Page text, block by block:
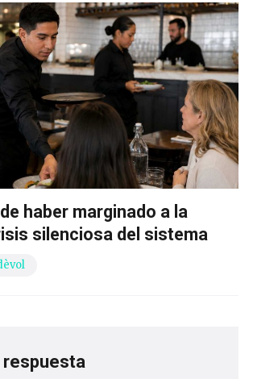
haber marginado a la
silenciosa del sistema
respuesta